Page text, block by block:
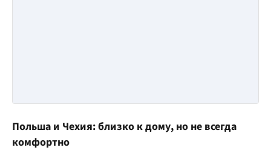
Польша и Чехия: близко к дому, но не всегда
комфортно